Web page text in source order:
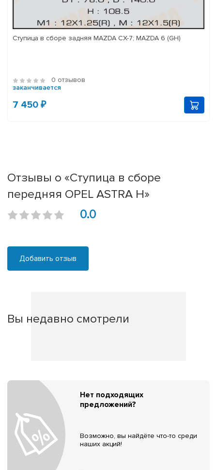
Ступица в сборе задняя MAZDA CX-7; MAZDA 6 (GH)
0 отзывов
заканчивается
7 450 ₽
Отзывы о «Ступица в сборе
передняя OPEL ASTRA H»
0.0
Добавить отзыв
Вы недавно смотрели
Нет подходящих
предложений?
Возможно, вы найдёте что-то среди
наших акций!